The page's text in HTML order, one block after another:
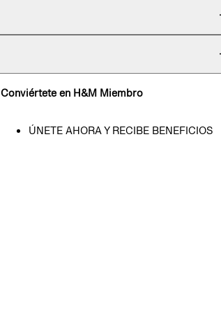
Conviértete en H&M Miembro
ÚNETE AHORA Y RECIBE BENEFICIOS